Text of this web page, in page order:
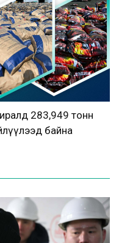
283,949 тонн
байна